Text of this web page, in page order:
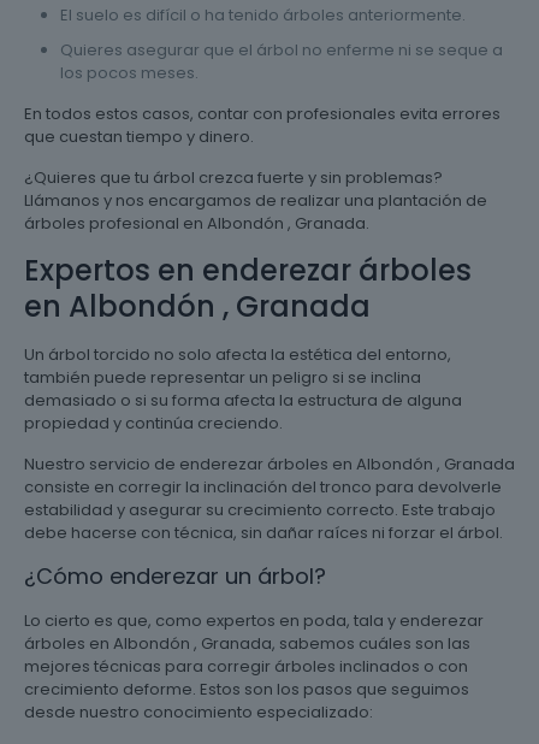
El suelo es difícil o ha tenido árboles anteriormente.
Quieres asegurar que el árbol no enferme ni se seque a
los pocos meses.
En todos estos casos, contar con profesionales evita errores
que cuestan tiempo y dinero.
¿Quieres que tu árbol crezca fuerte y sin problemas?
Llámanos y nos encargamos de realizar una plantación de
árboles profesional en Albondón , Granada.
Expertos en enderezar árboles
en Albondón , Granada
Un árbol torcido no solo afecta la estética del entorno,
también puede representar un peligro si se inclina
demasiado o si su forma afecta la estructura de alguna
propiedad y continúa creciendo.
Nuestro servicio de enderezar árboles en Albondón , Granada
consiste en corregir la inclinación del tronco para devolverle
estabilidad y asegurar su crecimiento correcto. Este trabajo
debe hacerse con técnica, sin dañar raíces ni forzar el árbol.
¿Cómo enderezar un árbol?
Lo cierto es que, como expertos en poda, tala y enderezar
árboles en Albondón , Granada, sabemos cuáles son las
mejores técnicas para corregir árboles inclinados o con
crecimiento deforme. Estos son los pasos que seguimos
desde nuestro conocimiento especializado: